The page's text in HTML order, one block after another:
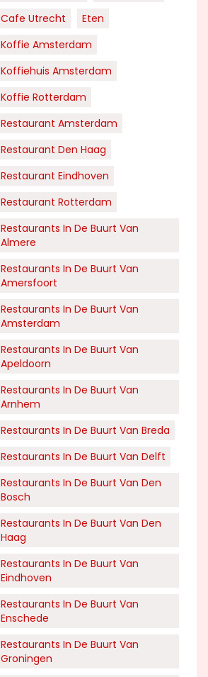
Cafe Utrecht
Eten
Koffie Amsterdam
Koffiehuis Amsterdam
Koffie Rotterdam
Restaurant Amsterdam
Restaurant Den Haag
Restaurant Eindhoven
Restaurant Rotterdam
Restaurants In De Buurt Van
Almere
Restaurants In De Buurt Van
Amersfoort
Restaurants In De Buurt Van
Amsterdam
Restaurants In De Buurt Van
Apeldoorn
Restaurants In De Buurt Van
Arnhem
Restaurants In De Buurt Van Breda
Restaurants In De Buurt Van Delft
Restaurants In De Buurt Van Den
Bosch
Restaurants In De Buurt Van Den
Haag
Restaurants In De Buurt Van
Eindhoven
Restaurants In De Buurt Van
Enschede
Restaurants In De Buurt Van
Groningen